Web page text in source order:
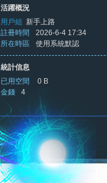
活躍概況
用戶組
新手上路
註冊時間
2026-6-4 17:34
所在時區
使用系統默認
統計信息
已用空間
0 B
金錢
4